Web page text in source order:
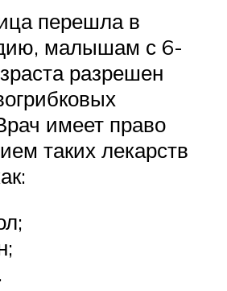
перешла в
малышам с 6-
разрешен
имеет право
таких лекарств